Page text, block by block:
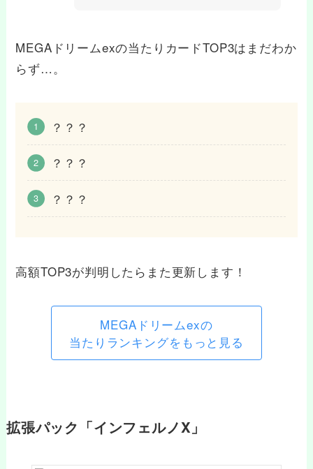
MEGAドリームexの当たりカードTOP3はまだわか
らず…。
？？？
？？？
？？？
高額TOP3が判明したらまた更新します！
MEGAドリームexの
当たりランキングをもっと見る
拡張パック「インフェルノX」